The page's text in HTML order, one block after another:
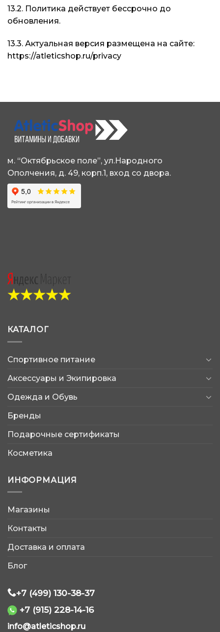
13.2. Политика действует бессрочно до
обновления.
13.3. Актуальная версия размещена на сайте:
https://atleticshop.ru/privacy
м. “Октябрьское поле”, ул.Народного
Ополчения, д. 49, корп.1, вход со двора.
КАТАЛОГ
Спортивное питание
Аксессуары и Экипировка
Одежда и Обувь
Бренды
Подарочные сертификаты
Косметика
ИНФОРМАЦИЯ
Магазины
Контакты
Доставка и оплата
Блог
+7 (499) 130-38-37
+7 (915) 228-14-16
info@atleticshop.ru